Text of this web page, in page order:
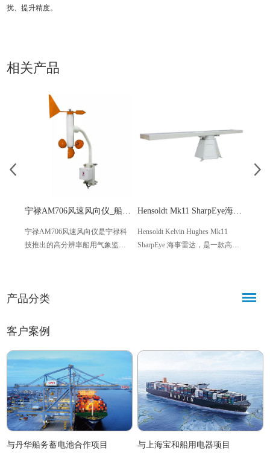
扰、提升精度。
相关产品
宁禄AM706风速风向仪_船用高精度风速风向测量设备
宁禄AM706风速风向仪是宁禄科
技推出的高分辨率船用气象监测
备测量精准、环境适应性强、操
Hensoldt Mk11 SharpEye海事雷达 船用导航探测设备
Hensoldt Kelvin Hughes Mk11
SharpEye 海事雷达，是一款高适
稳定
产品分类
客户案例
与丹华船务蓄电池合作项目 与上海宝和船用电器项目